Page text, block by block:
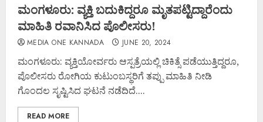
ಮಂಗಳೂರು: ವ್ಯಕ್ತಿ ಬದುಕಿದ್ದರೂ ಮೃತಪಟ್ಟಿದ್ದಾರೆಂದು
ಮಾಹಿತಿ ರವಾನಿಸಿದ ಪೊಲೀಸರು!
MEDIA ONE KANNADA JUNE 20, 2024
ಮಂಗಳೂರು: ವ್ಯಕ್ತಿಯೋರ್ವರು ಆಸ್ಪತ್ರೆಯಲ್ಲಿ ಚಿಕಿತ್ಸೆ ಪಡೆಯುತ್ತಿದ್ದರೂ,
ಪೊಲೀಸರು ರೋಗಿಯ ಕುಟುಂಬಸ್ಥರಿಗೆ ತಪ್ಪು ಮಾಹಿತಿ ನೀಡಿ
ಗೊಂದಲ ಸೃಷ್ಟಿಸಿದ ಘಟನೆ ನಡೆದಿದೆ....
READ MORE